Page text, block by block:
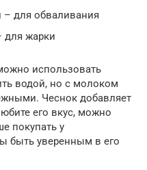
– для обваливания
для жарки
использовать
водой, но с молоком
Чеснок добавляет
его вкус, можно
покупать у
быть уверенным в его